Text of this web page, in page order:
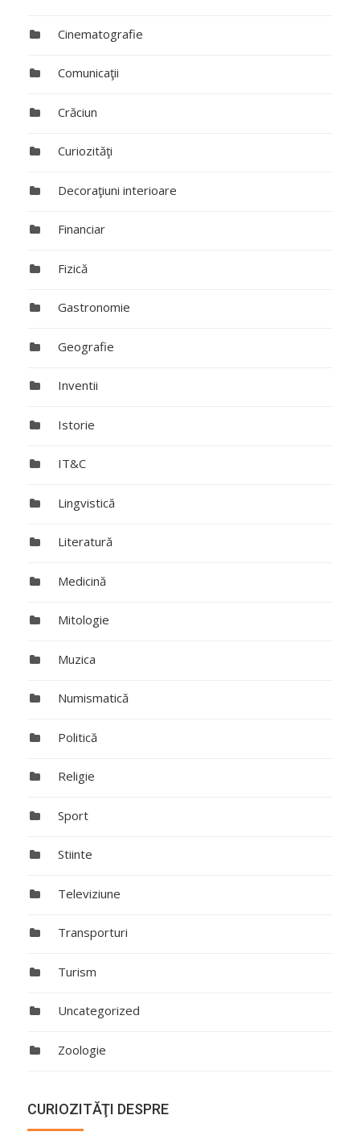
Cinematografie
Comunicaţii
Crăciun
Curiozităţi
Decoraţiuni interioare
Financiar
Fizică
Gastronomie
Geografie
Inventii
Istorie
IT&C
Lingvistică
Literatură
Medicină
Mitologie
Muzica
Numismatică
Politică
Religie
Sport
Stiinte
Televiziune
Transporturi
Turism
Uncategorized
Zoologie
CURIOZITĂŢI DESPRE